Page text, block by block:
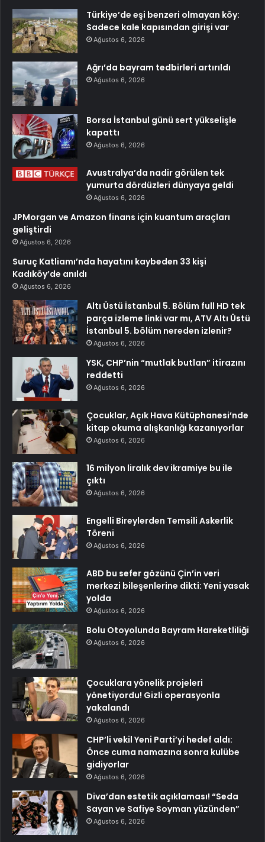
Türkiye’de eşi benzeri olmayan köy:
Sadece kale kapısından girişi var
Ağustos 6, 2026
Ağrı’da bayram tedbirleri artırıldı
Ağustos 6, 2026
Borsa İstanbul günü sert yükselişle
kapattı
Ağustos 6, 2026
Avustralya’da nadir görülen tek
yumurta dördüzleri dünyaya geldi
Ağustos 6, 2026
JPMorgan ve Amazon finans için kuantum araçları
geliştirdi
Ağustos 6, 2026
Suruç Katliamı’nda hayatını kaybeden 33 kişi
Kadıköy’de anıldı
Ağustos 6, 2026
Altı Üstü İstanbul 5. Bölüm full HD tek
parça izleme linki var mı, ATV Altı Üstü
İstanbul 5. bölüm nereden izlenir?
Ağustos 6, 2026
YSK, CHP’nin “mutlak butlan” itirazını
reddetti
Ağustos 6, 2026
Çocuklar, Açık Hava Kütüphanesi’nde
kitap okuma alışkanlığı kazanıyorlar
Ağustos 6, 2026
16 milyon liralık dev ikramiye bu ile
çıktı
Ağustos 6, 2026
Engelli Bireylerden Temsili Askerlik
Töreni
Ağustos 6, 2026
ABD bu sefer gözünü Çin’in veri
merkezi bileşenlerine dikti: Yeni yasak
yolda
Ağustos 6, 2026
Bolu Otoyolunda Bayram Hareketliliği
Ağustos 6, 2026
Çocuklara yönelik projeleri
yönetiyordu! Gizli operasyonla
yakalandı
Ağustos 6, 2026
CHP’li vekil Yeni Parti’yi hedef aldı:
Önce cuma namazına sonra kulübe
gidiyorlar
Ağustos 6, 2026
Diva’dan estetik açıklaması! “Seda
Sayan ve Safiye Soyman yüzünden”
Ağustos 6, 2026